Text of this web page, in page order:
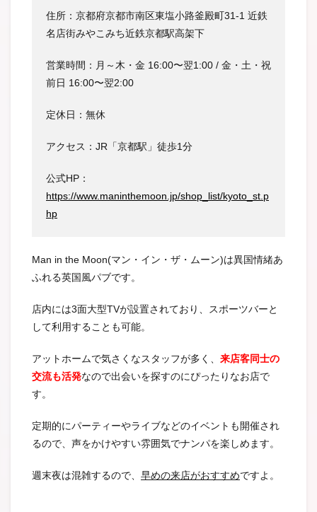
住所：京都府京都市南区東塩小路釜殿町31-1 近鉄
名店街みやこみち近鉄京都駅高架下
営業時間：月～木・金 16:00〜翌1:00 / 金・土・祝
前日 16:00〜翌2:00
定休日：無休
アクセス：JR「京都駅」徒歩1分
公式HP：
https://www.maninthemoon.jp/shop_list/kyoto_st.p
hp
Man in the Moon(マン・イン・ザ・ムーン)は異国情緒あ
ふれる英国風パブです。
店内には3面大型TVが設置されており、スポーツバーと
して利用することも可能。
アットホームで気さくなスタッフが多く、 来店客同士の
交流も活発なので出会いを探すのにぴったりなお店で
す。
定期的にパーティーやライブなどのイベントも開催され
るので、声をかけやすい雰囲気でナンパを楽しめます。
週末夜は混雑するので、 早めの来店がおすすめですよ。